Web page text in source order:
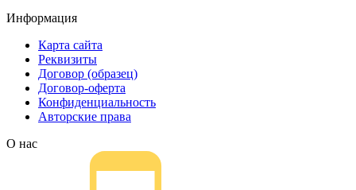
Информация
Карта сайта
Реквизиты
Договор (образец)
Договор-оферта
Конфиденциальность
Авторские права
О нас